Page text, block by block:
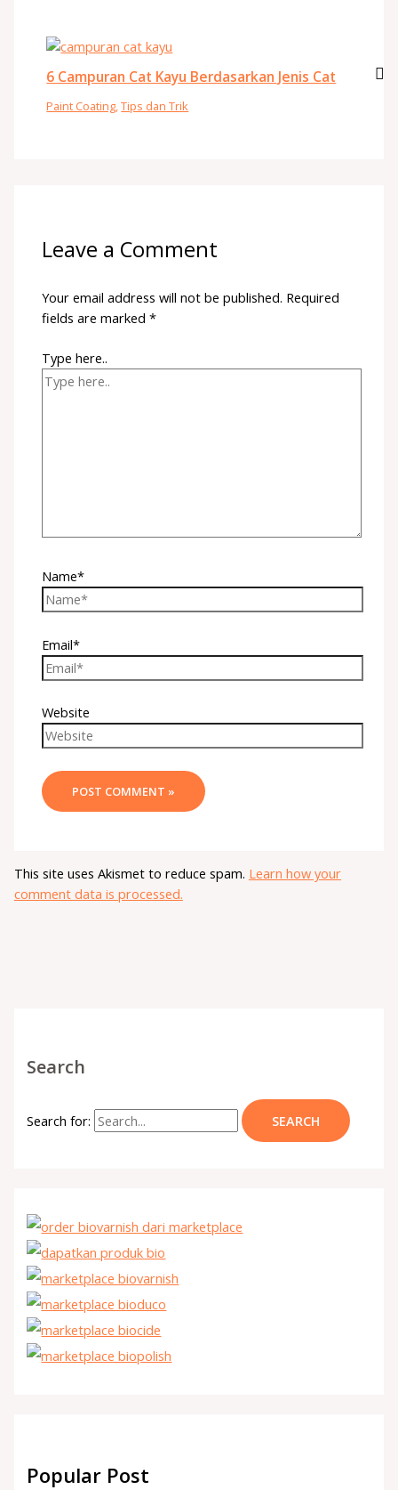
6 Campuran Cat Kayu Berdasarkan Jenis Cat
Paint Coating,Tips dan Trik
Leave a Comment
Your email address will not be published. Required
fields are marked*
Type here..
Name*
Email*
Website
This site uses Akismet to reduce spam. Learn how your
comment data is processed.
Search
Search for:
Popular Post